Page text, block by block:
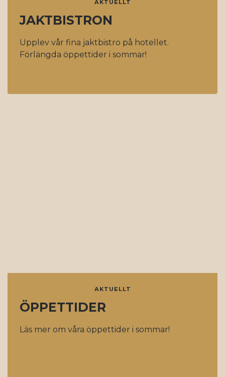
AKTUELLT
JAKTBISTRON
Upplev vår fina jaktbistro på hotellet.
Förlängda öppettider i sommar!
AKTUELLT
ÖPPETTIDER
Läs mer om våra öppettider i sommar!